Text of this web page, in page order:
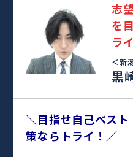
志
を
ラ
＜新
黒
＼目指せ自己ベス
策ならトライ！／